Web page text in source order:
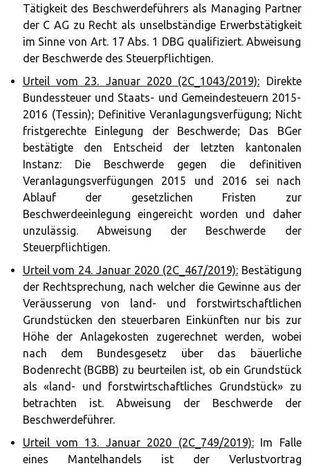
Tätigkeit des Beschwerdeführers als Managing Partner
der C AG zu Recht als unselbständige Erwerbstätigkeit
im Sinne von Art. 17 Abs. 1 DBG qualifiziert. Abweisung
der Beschwerde des Steuerpflichtigen.
Urteil vom 23. Januar 2020 (2C_1043/2019): Direkte
Bundessteuer und Staats- und Gemeindesteuern 2015-
2016 (Tessin); Definitive Veranlagungsverfügung; Nicht
fristgerechte Einlegung der Beschwerde; Das BGer
bestätigte den Entscheid der letzten kantonalen
Instanz: Die Beschwerde gegen die definitiven
Veranlagungsverfügungen 2015 und 2016 sei nach
Ablauf der gesetzlichen Fristen zur
Beschwerdeeinlegung eingereicht worden und daher
unzulässig. Abweisung der Beschwerde der
Steuerpflichtigen.
Urteil vom 24. Januar 2020 (2C_467/2019):Bestätigung
der Rechtsprechung, nach welcher die Gewinne aus der
Veräusserung von land- und forstwirtschaftlichen
Grundstücken den steuerbaren Einkünften nur bis zur
Höhe der Anlagekosten zugerechnet werden, wobei
nach dem Bundesgesetz über das bäuerliche
Bodenrecht (BGBB) zu beurteilen ist, ob ein Grundstück
als «land- und forstwirtschaftliches Grundstück» zu
betrachten ist. Abweisung der Beschwerde der
Beschwerdeführer.
Urteil vom 13. Januar 2020 (2C_749/2019):Im Falle
eines Mantelhandels ist der Verlustvortrag